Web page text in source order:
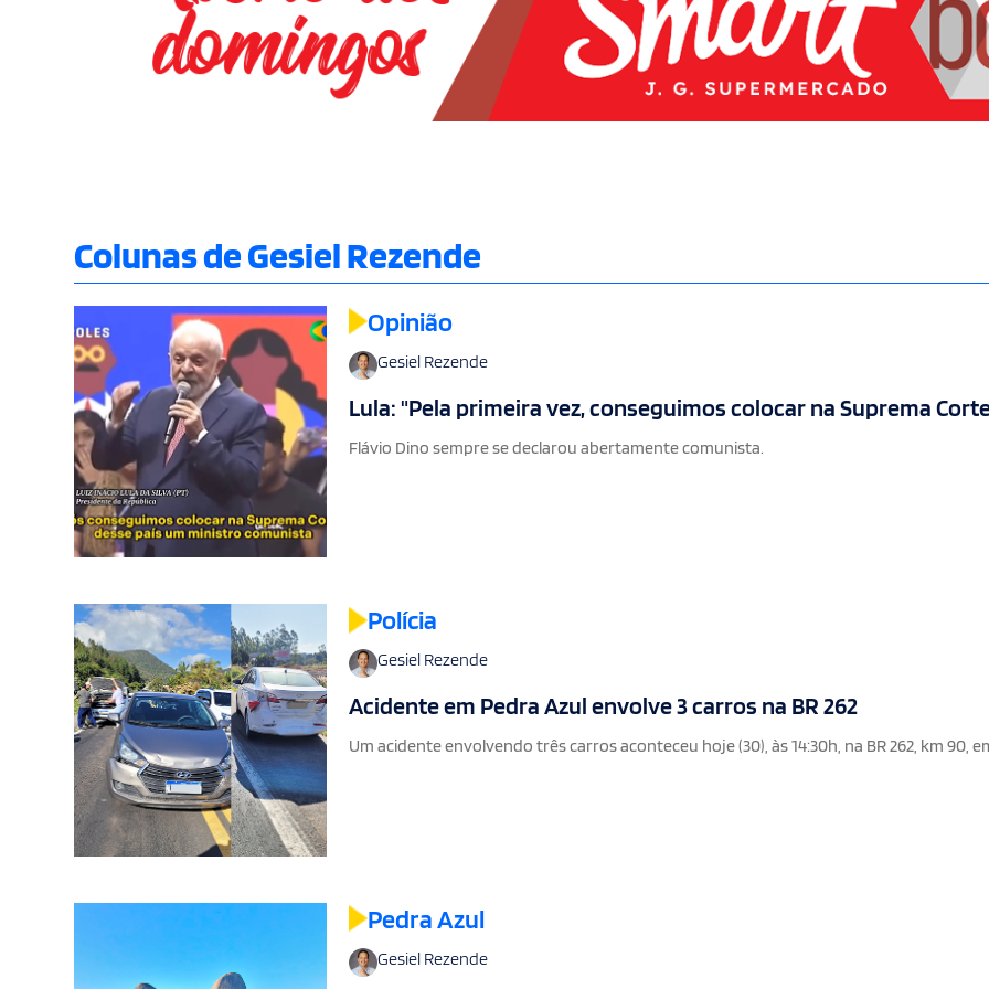
Colunas de Gesiel Rezende
Opinião
Gesiel Rezende
Lula: "Pela primeira vez, conseguimos colocar na Suprema
Flávio Dino sempre se declarou abertamente comunista.
Polícia
Gesiel Rezende
Acidente em Pedra Azul envolve 3 carros na BR 262
Um acidente envolvendo três carros aconteceu hoje (30), às 14:30h, na BR 262, km 90,
Pedra Azul
Gesiel Rezende